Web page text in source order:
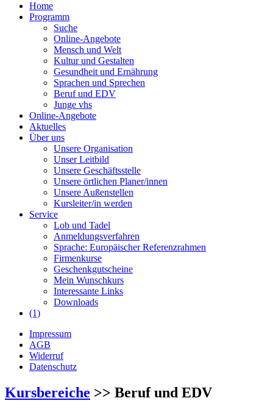
Home
Programm
Suche
Online-Angebote
Mensch und Welt
Kultur und Gestalten
Gesundheit und Ernährung
Sprachen und Sprechen
Beruf und EDV
Junge vhs
Online-Angebote
Aktuelles
Über uns
Unsere Organisation
Unser Leitbild
Unsere Geschäftsstelle
Unsere örtlichen Planer/innen
Unsere Außenstellen
Kursleiter/in werden
Service
Lob und Tadel
Anmeldungsverfahren
Sprache: Europäischer Referenzrahmen
Firmenkurse
Geschenkgutscheine
Mein Wunschkurs
Interessante Links
Downloads
(1)
Impressum
AGB
Widerruf
Datenschutz
Kursbereiche >> Beruf und EDV